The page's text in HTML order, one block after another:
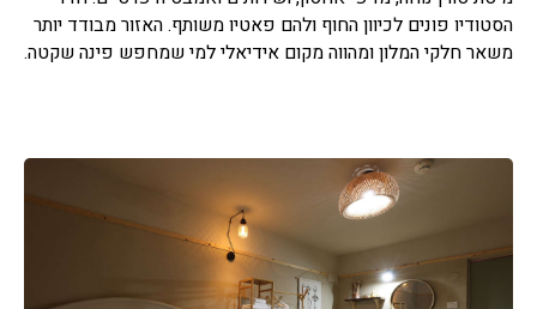
הסטודיו פונים לכיוון החוף ולהם פאטיו משותף. האזור מבודד יותר
משאר חלקי המלון ומהווה מקום אידיאלי למי שמחפש פינה שקטה.